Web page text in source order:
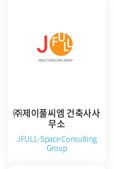
㈜제이풀씨엠 건축사사
무소
JFULL-Space Consulting
Group